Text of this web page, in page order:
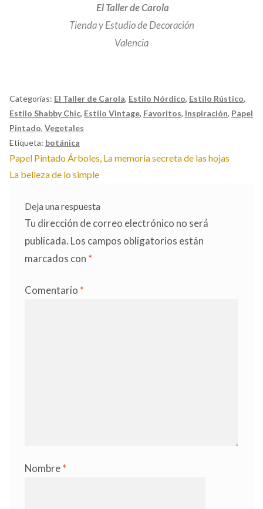
El Taller de Carola
Tienda y Estudio de Decoración
Valencia
Categorías: El Taller de Carola, Estilo Nórdico, Estilo Rústico,
Estilo Shabby Chic, Estilo Vintage, Favoritos, Inspiración, Papel
Pintado, Vegetales
Etiqueta: botánica
Navegación
de
entradas
Anterior:
Papel Pintado Árboles, La memoria secreta de las hojas
Siguiente:
La belleza de lo simple
Deja una respuesta
Tu dirección de correo electrónico no será
publicada. Los campos obligatorios están
marcados con *
Comentario *
Nombre*